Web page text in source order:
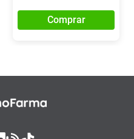
Comprar